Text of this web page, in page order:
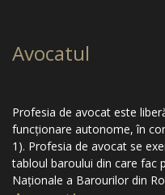
Avocatul
Profesia de avocat este
funcţionare autonome, în
1). Profesia de avocat se
tabloul baroului din care fac
Naţionale a Barourilor din